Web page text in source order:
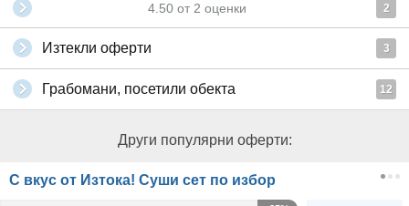
4.50 от 2 оценки 2
Изтекли оферти 3
Грабомани, посетили обекта 12
Други популярни оферти:
С вкус от Изтока! Суши сет по избор